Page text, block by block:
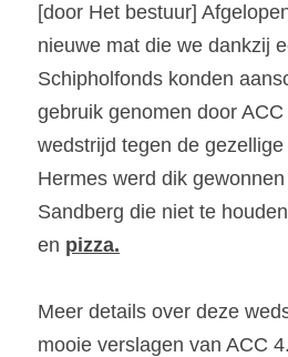
[door Het bestuur]
nieuwe mat die we dankzij
Schipholfonds konden
gebruik genomen door
wedstrijd tegen de
Hermes werd dik
Sandberg die niet te
en pizza.
Meer details over deze
mooie verslagen van ACC